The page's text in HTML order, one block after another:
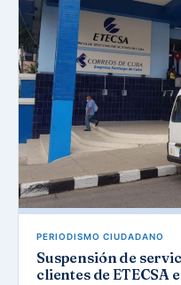
PERIODISMO CIUDADANO
Suspensión de
clientes de ETECSA